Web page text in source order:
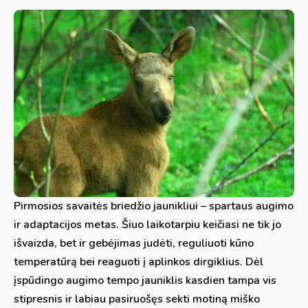
Pirmosios savaitės briedžio jaunikliui – spartaus augimo
ir adaptacijos metas. Šiuo laikotarpiu keičiasi ne tik jo
išvaizda, bet ir gebėjimas judėti, reguliuoti kūno
temperatūrą bei reaguoti į aplinkos dirgiklius. Dėl
įspūdingo augimo tempo jauniklis kasdien tampa vis
stipresnis ir labiau pasiruošęs sekti motiną miško